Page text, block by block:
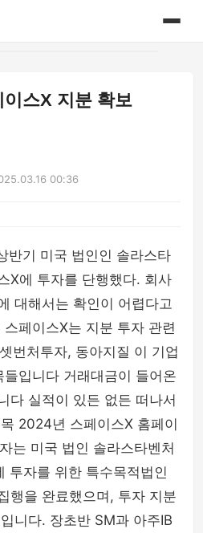
스X 지분 확보
00:36
반기 미국 법인인 솔라스타
X에 투자를 단행했다. 회사
대해서는 확인이 어렵다고
페이스X는 지분 투자 관련
번처투자, 동아지질 이 기업
입니다 거래대금이 들어온
다 실적이 있든 없든 떠나서
2024년 스페이스X 홈페이
는 미국 법인 솔라스타벤처
투자를 위한 특수목적법인
행을 완료했으며, 투자 지분
니다. 장초반 SM과 아주IB